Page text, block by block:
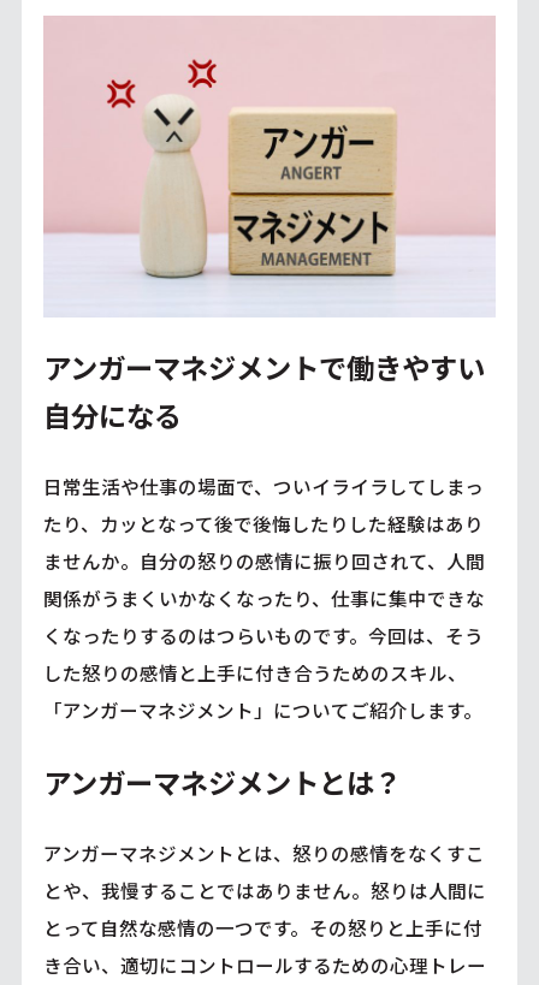
アンガーマネジメントで働きやすい
自分になる
日常生活や仕事の場面で、ついイライラしてしまっ
たり、カッとなって後で後悔したりした経験はあり
ませんか。自分の怒りの感情に振り回されて、人間
関係がうまくいかなくなったり、仕事に集中できな
くなったりするのはつらいものです。今回は、そう
した怒りの感情と上手に付き合うためのスキル、
「アンガーマネジメント」についてご紹介します。
アンガーマネジメントとは？
アンガーマネジメントとは、怒りの感情をなくすこ
とや、我慢することではありません。怒りは人間に
とって自然な感情の一つです。その怒りと上手に付
き合い、適切にコントロールするための心理トレー